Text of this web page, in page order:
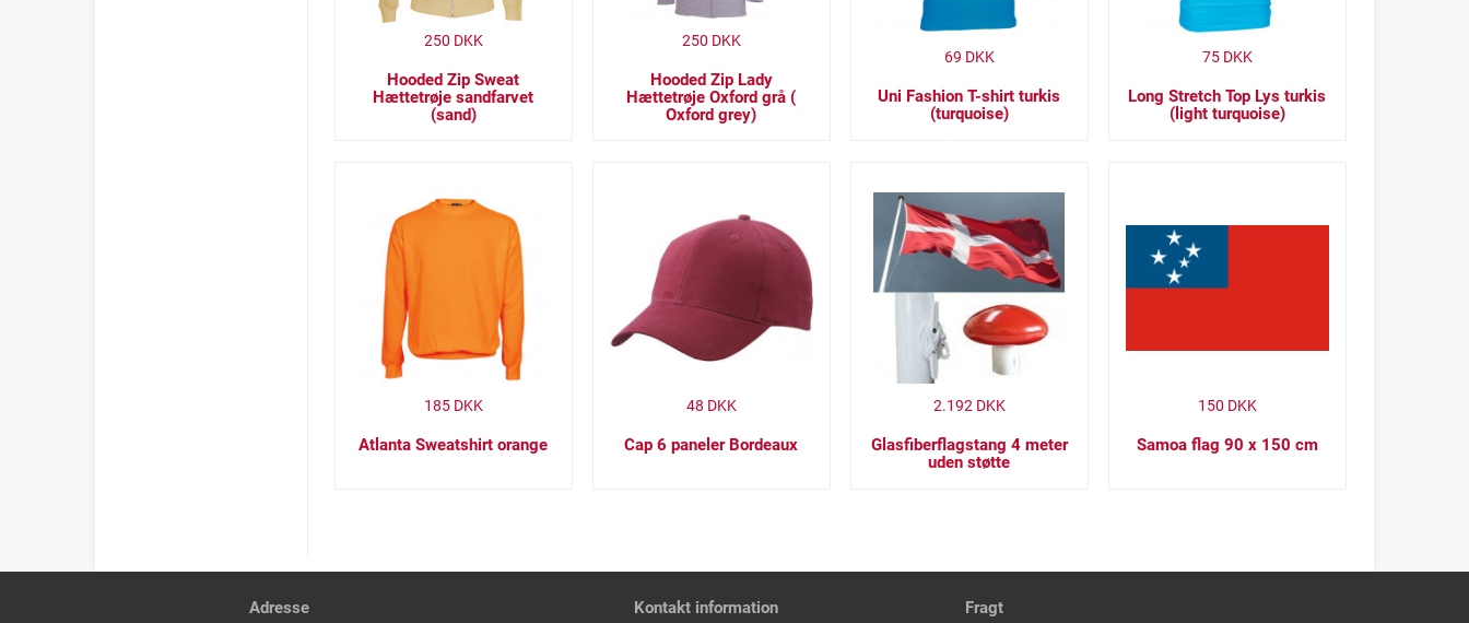
Hooded Zip Sweat
Hættetrøje sandfarvet
(sand)
250 DKK
Hooded Zip Lady
Hættetrøje Oxford grå (
Oxford grey)
250 DKK
Uni Fashion T-shirt turkis
(turquoise)
69 DKK
Long Stretch Top Lys turkis
(light turquoise)
75DKK
Atlanta Sweatshirt orange
185DKK
Cap 6 paneler Bordeaux
48 DKK
Glasfiberflagstang 4 meter
uden støtte
2.192DKK
Samoa flag 90 x 150 cm
150 DKK
Adresse Kontakt information Fragt